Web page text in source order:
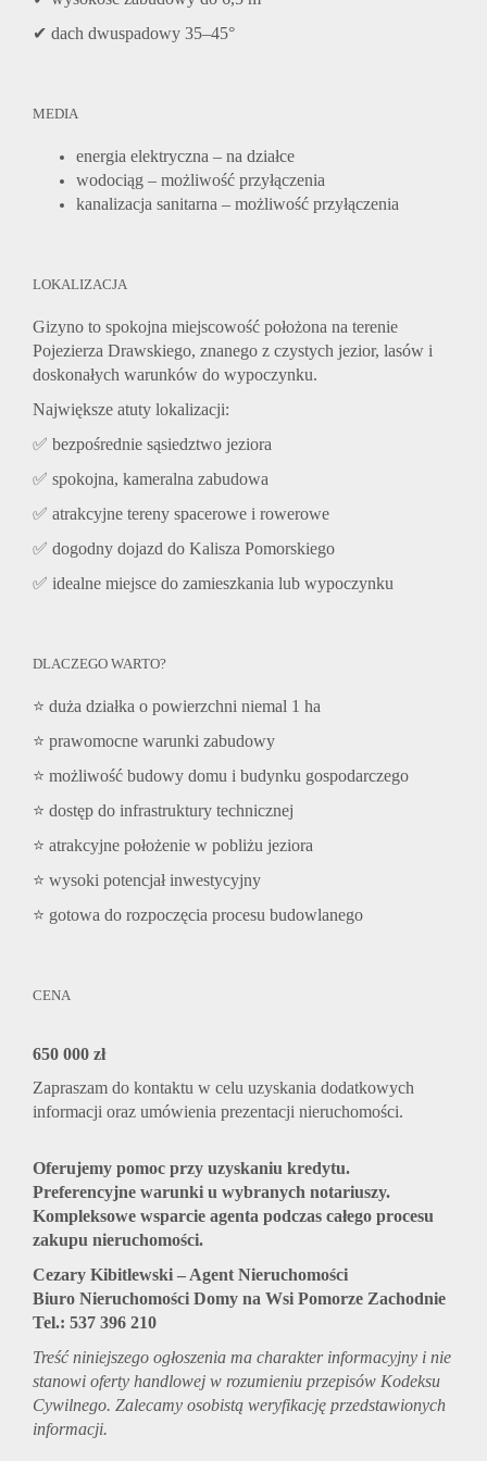
✔ dach dwuspadowy 35–45°
MEDIA
energia elektryczna – na działce
wodociąg – możliwość przyłączenia
kanalizacja sanitarna – możliwość przyłączenia
LOKALIZACJA
Gizyno to spokojna miejscowość położona na terenie
Pojezierza Drawskiego, znanego z czystych jezior, lasów i
doskonałych warunków do wypoczynku.
Największe atuty lokalizacji:
✅ bezpośrednie sąsiedztwo jeziora
✅ spokojna, kameralna zabudowa
✅ atrakcyjne tereny spacerowe i rowerowe
✅ dogodny dojazd do Kalisza Pomorskiego
✅ idealne miejsce do zamieszkania lub wypoczynku
DLACZEGO WARTO?
⭐ duża działka o powierzchni niemal 1 ha
⭐ prawomocne warunki zabudowy
⭐ możliwość budowy domu i budynku gospodarczego
⭐ dostęp do infrastruktury technicznej
⭐ atrakcyjne położenie w pobliżu jeziora
⭐ wysoki potencjał inwestycyjny
⭐ gotowa do rozpoczęcia procesu budowlanego
CENA
650 000 zł
Zapraszam do kontaktu w celu uzyskania dodatkowych
informacji oraz umówienia prezentacji nieruchomości.
Oferujemy pomoc przy uzyskaniu kredytu.
Preferencyjne warunki u wybranych notariuszy.
Kompleksowe wsparcie agenta podczas całego procesu
zakupu nieruchomości.
Cezary Kibitlewski – Agent Nieruchomości
Biuro Nieruchomości Domy na Wsi Pomorze Zachodnie
Tel.: 537 396 210
Treść niniejszego ogłoszenia ma charakter informacyjny i nie
stanowi oferty handlowej w rozumieniu przepisów Kodeksu
Cywilnego. Zalecamy osobistą weryfikację przedstawionych
informacji.